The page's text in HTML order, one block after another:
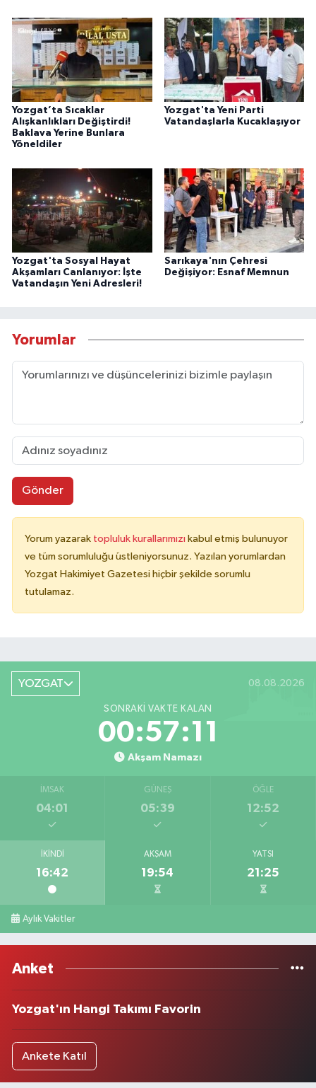
Yozgat’ta Sıcaklar
Alışkanlıkları Değiştirdi!
Baklava Yerine Bunlara
Yöneldiler
Yozgat'ta Yeni Parti
Vatandaşlarla Kucaklaşıyor
Yozgat'ta Sosyal Hayat
Akşamları Canlanıyor: İşte
Vatandaşın Yeni Adresleri!
Sarıkaya'nın Çehresi
Değişiyor: Esnaf Memnun
Yorumlar
Gönder
Yorum yazarak topluluk kurallarımızı kabul etmiş bulunuyor
ve tüm sorumluluğu üstleniyorsunuz. Yazılan yorumlardan
Yozgat Hakimiyet Gazetesi hiçbir şekilde sorumlu
tutulamaz.
YOZGAT 08.08.2026
SONRAKI VAKTE KALAN
00:57:11
Akşam Namazı
İMSAK
04:01
GÜNEŞ
05:39
ÖĞLE
12:52
İKINDI
16:42
AKŞAM
19:54
YATSI
21:25
Aylık Vakitler
Anket
Yozgat'ın Hangi Takımı Favorin
Ankete Katıl